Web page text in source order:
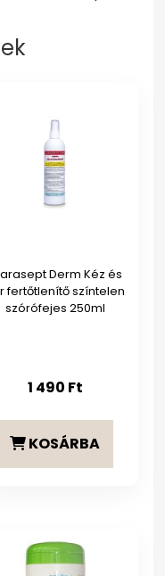
Derm Kéz és
fertőtlenítő színtelen
szórófejes 250ml
1 490 Ft
KOSÁRBA